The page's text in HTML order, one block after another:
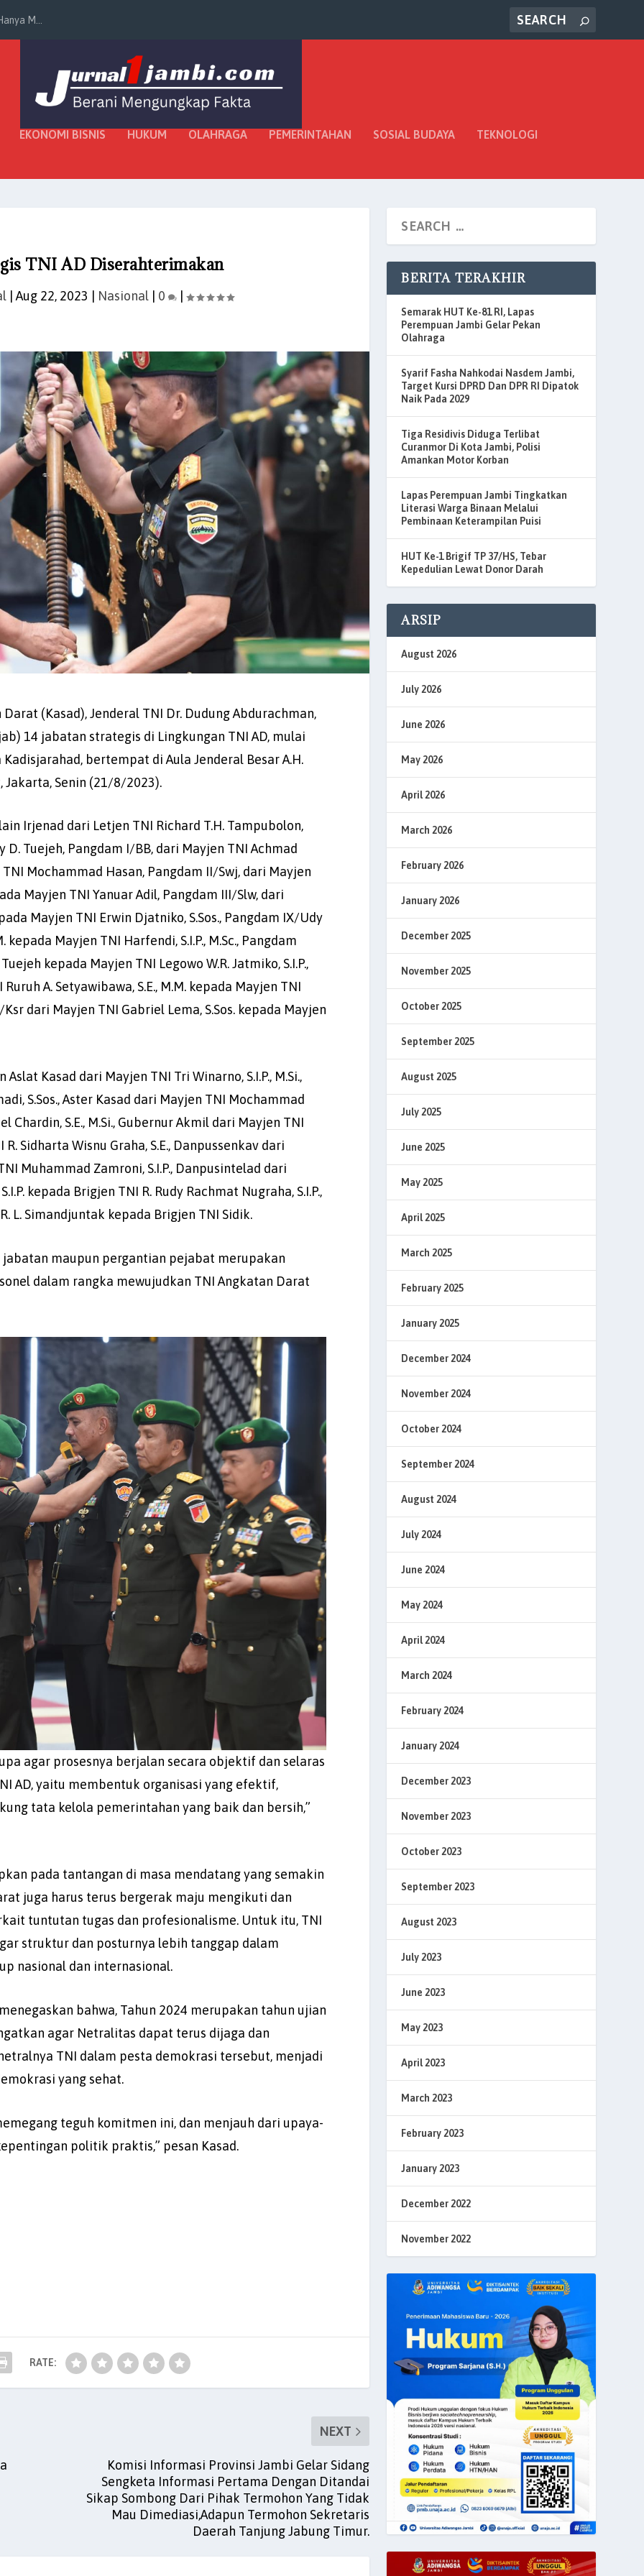
dan Gaji Sesu...
EKONOMI BISNIS HUKUM OLAHRAGA PEMERINTAHAN SOSIAL BUDAYA TEKNOLOGI
TNI AD Diserahterimakan
|Aug 22, 2023 Nasional 0 |
(Kasad), Jenderal TNI Dr. Dudung Abdurachman,
14 jabatan strategis di Lingkungan TNI AD, mulai
bertempat di Aula Jenderal Besar A.H.
Jakarta, Senin (21/8/2023).
Irjenad dari Letjen TNI Richard T.H. Tampubolon,
D. Tuejeh, Pangdam I/BB, dari Mayjen TNI Achmad
TNI Mochammad Hasan, Pangdam II/Swj, dari Mayjen
Mayjen TNI Yanuar Adil, Pangdam III/Slw, dari
Mayjen TNI Erwin Djatniko, S.Sos., Pangdam IX/Udy
kepada Mayjen TNI Harfendi, S.I.P., M.Sc., Pangdam
kepada Mayjen TNI Legowo W.R. Jatmiko, S.I.P.,
A. Setyawibawa, S.E., M.M. kepada Mayjen TNI
Ksr dari Mayjen TNI Gabriel Lema, S.Sos. kepada Mayjen
Kasad dari Mayjen TNI Tri Winarno, S.I.P., M.Si.,
S.Sos., Aster Kasad dari Mayjen TNI Mochammad
Chardin, S.E., M.Si., Gubernur Akmil dari Mayjen TNI
Sidharta Wisnu Graha, S.E., Danpussenkav dari
Muhammad Zamroni, S.I.P., Danpusintelad dari
kepada Brigjen TNI R. Rudy Rachmat Nugraha, S.I.P.,
L. Simandjuntak kepada Brigjen TNI Sidik.
maupun pergantian pejabat merupakan
dalam rangka mewujudkan TNI Angkatan Darat
agar prosesnya berjalan secara objektif dan selaras
AD, yaitu membentuk organisasi yang efektif,
tata kelola pemerintahan yang baik dan bersih,”
pada tantangan di masa mendatang yang semakin
juga harus terus bergerak maju mengikuti dan
tuntutan tugas dan profesionalisme. Untuk itu, TNI
struktur dan posturnya lebih tanggap dalam
nasional dan internasional.
bahwa, Tahun 2024 merupakan tahun ujian
agar Netralitas dapat terus dijaga dan
TNI dalam pesta demokrasi tersebut, menjadi
yang sehat.
teguh komitmen ini, dan menjauh dari upaya-
politik praktis,” pesan Kasad.
RATE:
NEXT
Komisi Informasi Provinsi Jambi Gelar Sidang
Sengketa Informasi Pertama Dengan Ditandai
Sikap Sombong Dari Pihak Termohon Yang Tidak
Mau Dimediasi,Adapun Termohon Sekretaris
Daerah Tanjung Jabung Timur.
BERITA TERAKHIR
Semarak HUT Ke-81 RI, Lapas
Perempuan Jambi Gelar Pekan
Olahraga
Syarif Fasha Nahkodai Nasdem Jambi,
Target Kursi DPRD Dan DPR RI Dipatok
Naik Pada 2029
Tiga Residivis Diduga Terlibat
Curanmor Di Kota Jambi, Polisi
Amankan Motor Korban
Lapas Perempuan Jambi Tingkatkan
Literasi Warga Binaan Melalui
Pembinaan Keterampilan Puisi
HUT Ke-1 Brigif TP 37/HS, Tebar
Kepedulian Lewat Donor Darah
ARSIP
August 2026
July 2026
June 2026
May 2026
April 2026
March 2026
February 2026
January 2026
December 2025
November 2025
October 2025
September 2025
August 2025
July 2025
June 2025
May 2025
April 2025
March 2025
February 2025
January 2025
December 2024
November 2024
October 2024
September 2024
August 2024
July 2024
June 2024
May 2024
April 2024
March 2024
February 2024
January 2024
December 2023
November 2023
October 2023
September 2023
August 2023
July 2023
June 2023
May 2023
April 2023
March 2023
February 2023
January 2023
December 2022
November 2022